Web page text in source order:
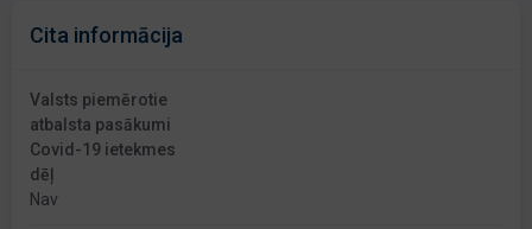
Cita informācija
Valsts piemērotie
atbalsta pasākumi
Covid-19 ietekmes
dēļ
Nav